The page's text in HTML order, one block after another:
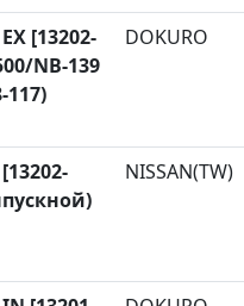
[13202-
NB-139
117)
DOKURO
NISSAN(TW)